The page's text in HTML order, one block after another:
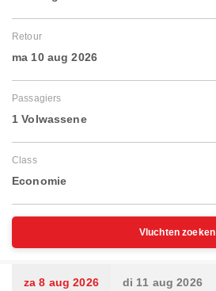
Retour
ma 10 aug 2026
Passagiers
1 Volwassene
Class
Economie
Vluchten zoeken
za 8 aug 2026 di 11 aug 2026